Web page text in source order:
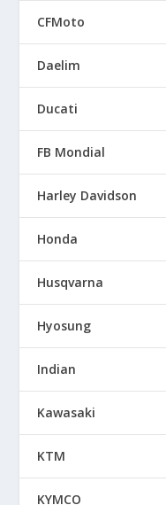
CFMoto
Daelim
Ducati
FB Mondial
Harley Davidson
Honda
Husqvarna
Hyosung
Indian
Kawasaki
KTM
KYMCO